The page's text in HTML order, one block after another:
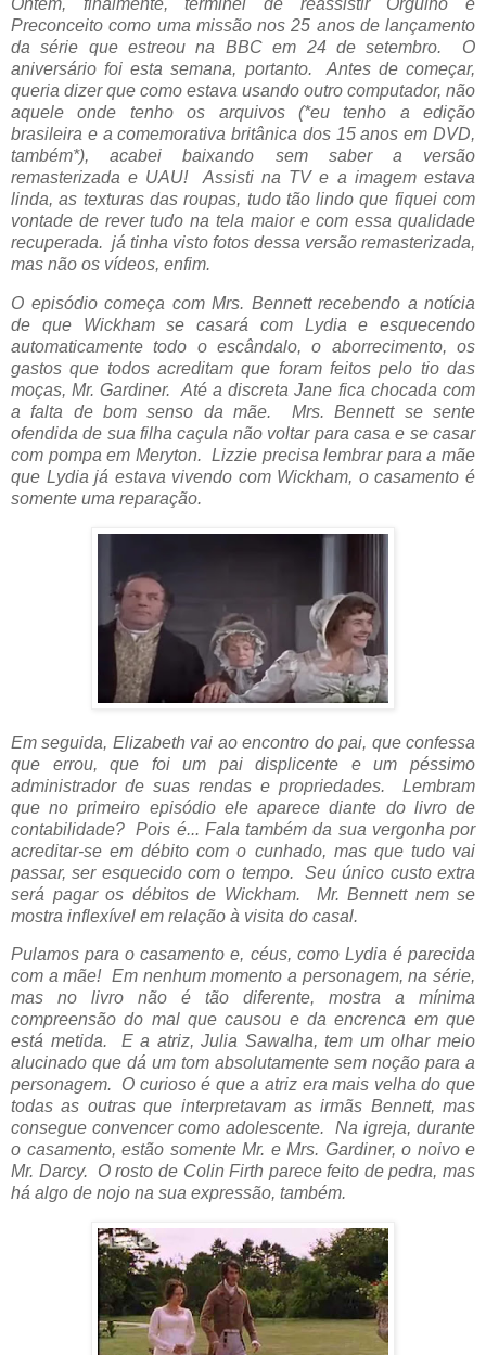
Ontem, finalmente, terminei de reassistir Orgulho e
Preconceito como uma missão nos 25 anos de lançamento
da série que estreou na BBC em 24 de setembro. O
aniversário foi esta semana, portanto. Antes de começar,
queria dizer que como estava usando outro computador, não
aquele onde tenho os arquivos (*eu tenho a edição
brasileira e a comemorativa britânica dos 15 anos em DVD,
também*), acabei baixando sem saber a versão
remasterizada e UAU! Assisti na TV e a imagem estava
linda, as texturas das roupas, tudo tão lindo que fiquei com
vontade de rever tudo na tela maior e com essa qualidade
recuperada. já tinha visto fotos dessa versão remasterizada,
mas não os vídeos, enfim.
O episódio começa com Mrs. Bennett recebendo a notícia
de que Wickham se casará com Lydia e esquecendo
automaticamente todo o escândalo, o aborrecimento, os
gastos que todos acreditam que foram feitos pelo tio das
moças, Mr. Gardiner. Até a discreta Jane fica chocada com
a falta de bom senso da mãe. Mrs. Bennett se sente
ofendida de sua filha caçula não voltar para casa e se casar
com pompa em Meryton. Lizzie precisa lembrar para a mãe
que Lydia já estava vivendo com Wickham, o casamento é
somente uma reparação.
Em seguida, Elizabeth vai ao encontro do pai, que confessa
que errou, que foi um pai displicente e um péssimo
administrador de suas rendas e propriedades. Lembram
que no primeiro episódio ele aparece diante do livro de
contabilidade? Pois é... Fala também da sua vergonha por
acreditar-se em débito com o cunhado, mas que tudo vai
passar, ser esquecido com o tempo. Seu único custo extra
será pagar os débitos de Wickham. Mr. Bennett nem se
mostra inflexível em relação à visita do casal.
Pulamos para o casamento e, céus, como Lydia é parecida
com a mãe! Em nenhum momento a personagem, na série,
mas no livro não é tão diferente, mostra a mínima
compreensão do mal que causou e da encrenca em que
está metida. E a atriz,Julia Sawalha, tem um olhar meio
alucinado que dá um tom absolutamente sem noção para a
personagem. O curioso é que a atriz era mais velha do que
todas as outras que interpretavam as irmãs Bennett, mas
consegue convencer como adolescente. Na igreja, durante
o casamento, estão somente Mr. e Mrs. Gardiner, o noivo e
Mr. Darcy. O rosto de Colin Firth parece feito de pedra, mas
há algo de nojo na sua expressão, também.